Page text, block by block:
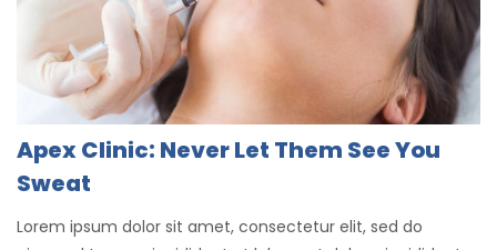
Apex Clinic: Never Let Them See You
Sweat
Lorem ipsum dolor sit amet, consectetur elit, sed do